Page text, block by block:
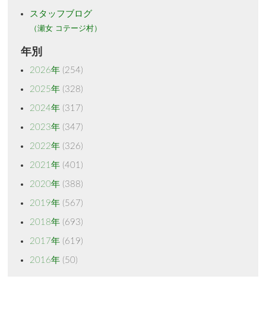
スタッフブログ
（瀬女 コテージ村）
年別
2026年(254)
2025年(328)
2024年(317)
2023年(347)
2022年(326)
2021年(401)
2020年(388)
2019年(567)
2018年(693)
2017年(619)
2016年(50)